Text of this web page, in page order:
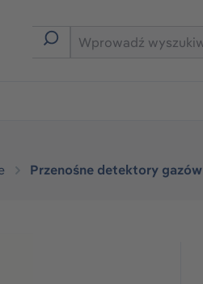
Przenośne detektory gazów